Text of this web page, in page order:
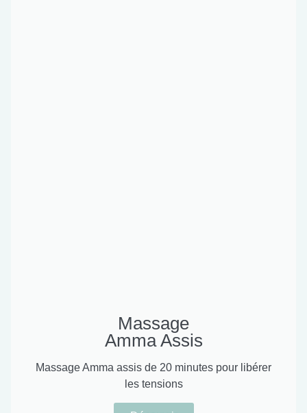
Massage
Amma Assis
Massage Amma assis de 20 minutes pour libérer
les tensions